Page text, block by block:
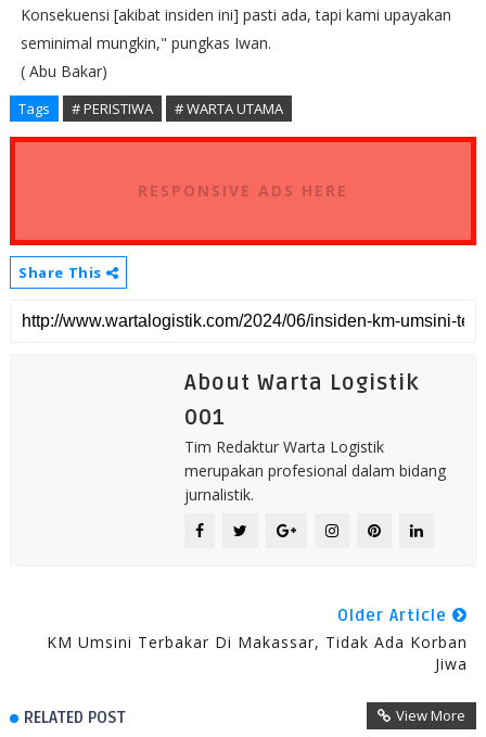
Konsekuensi [akibat insiden ini] pasti ada, tapi kami upayakan
seminimal mungkin," pungkas Iwan.
( Abu Bakar)
Tags # PERISTIWA # WARTA UTAMA
RESPONSIVE ADS HERE
Share This
About Warta Logistik
001
Tim Redaktur Warta Logistik
merupakan profesional dalam bidang
jurnalistik.
Older Article
KM Umsini Terbakar Di Makassar, Tidak Ada Korban
Jiwa
RELATED POST View More